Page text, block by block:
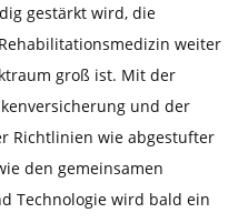
gestärkt wird, die
weiter
groß ist. Mit der
und der
Richtlinien wie abgestufter
den gemeinsamen
Technologie wird bald ein